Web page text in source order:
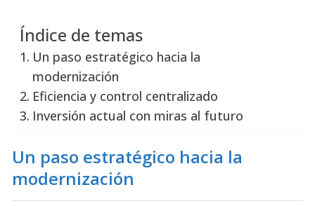
Índice de temas
Un paso estratégico hacia la
modernización
Eficiencia y control centralizado
Inversión actual con miras al futuro
Un paso estratégico hacia la
modernización